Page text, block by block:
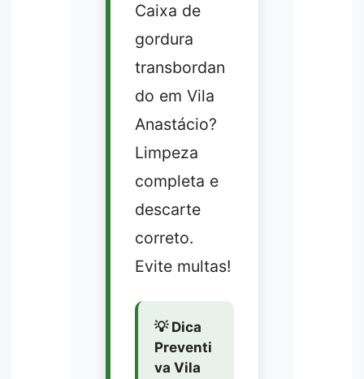
Caixa de
gordura
transbordan
do em Vila
Anastácio?
Limpeza
completa e
descarte
correto.
Evite multas!
💡 Dica
Preventi
va Vila